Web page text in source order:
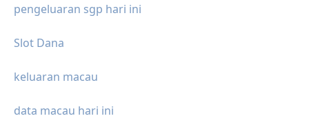
pengeluaran sgp hari ini
Slot Dana
keluaran macau
data macau hari ini